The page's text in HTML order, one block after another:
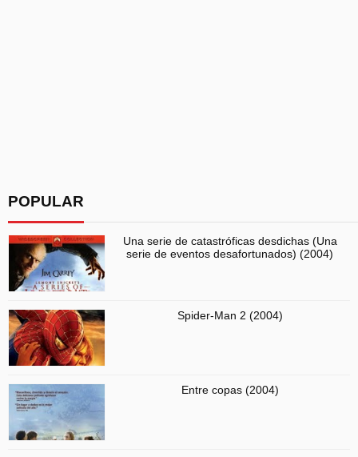
POPULAR
Una serie de catastróficas desdichas (Una
serie de eventos desafortunados) (2004)
Spider-Man 2 (2004)
Entre copas (2004)